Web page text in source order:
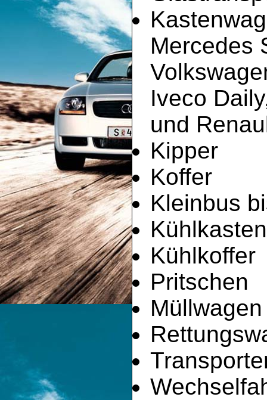
Mercedes
Iveco
und
Kipper
Koffer
Kleinbus
Kühlkoffer
Pritschen
Müllwagen